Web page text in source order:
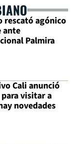
rescató agónico
ante
Palmira
Cali anunció
visitar a
novedades